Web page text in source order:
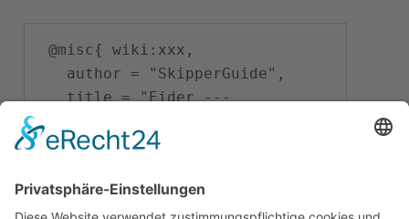
   title = "Eider ---
SkipperGuide{,} ",
   year = "2026",
"\url{https://skipperguide.de/i